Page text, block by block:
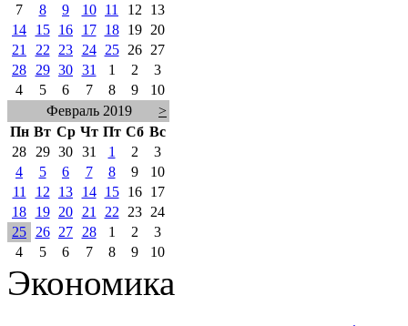
7
8 9 10 11 12
13
14
15 16 17 18 19
20
21
22 23 24 25 26
27
28
29 30 31 1 2
3
4
5 6 7 8 9
10
Февраль 2019
>
Пн Вт Ср Чт Пт Сб Вс
28
29 30 31 1 2
3
4
5 6 7 8 9
10
11
12 13 14 15 16
17
18
19 20 21 22 23
24
25
26 27 28 1 2
3
4
5 6 7 8 9 10
Экономика